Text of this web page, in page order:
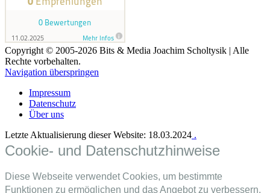
Copyright © 2005-2026 Bits & Media Joachim Scholtysik | Alle
Rechte vorbehalten.
Navigation überspringen
Impressum
Datenschutz
Über uns
Letzte Aktualisierung dieser Website: 18.03.2024 .
Cookie- und Datenschutzhinweise
Diese Webseite verwendet Cookies, um bestimmte
Funktionen zu ermöglichen und das Angebot zu verbessern.